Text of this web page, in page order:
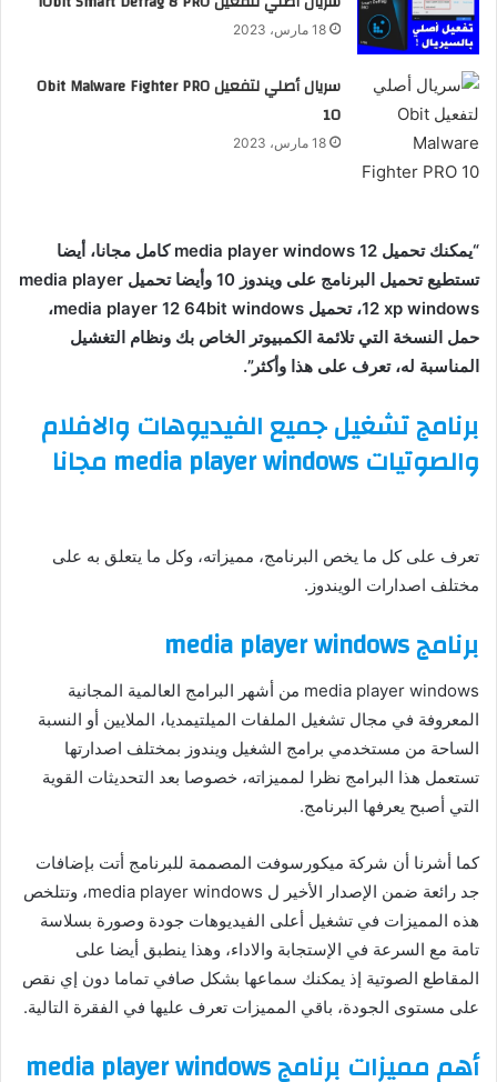
18 مارس، 2023
سريال أصلي لتفعيل Obit Malware Fighter PRO
10
18 مارس، 2023
“يمكنك تحميل 12 media player windows
كامل مجانا، أيضا
تستطيع تحميل البرنامج على ويندوز 10 وأيضا تحميل
media player
12 xp windows ، تحميل media player 12 64bit windows
،
حمل النسخة التي تلائمة الكمبيوتر الخاص بك ونظام التغشيل
المناسبة له، تعرف على هذا وأكثر”.
برنامج تشغيل جميع الفيديوهات والافلام
والصوتيات media player windows مجانا
تعرف على كل ما يخص البرنامج، مميزاته، وكل ما يتعلق به على
مختلف اصدارات الويندوز.
برنامج media playerwindows
media player windows من أشهر البرامج العالمية المجانية
المعروفة في مجال تشغيل الملفات الميلتيمديا، الملايين أو النسبة
الساحة من مستخدمي برامج الشغيل ويندوز بمختلف اصدارتها
تستعمل هذا البرامج نظرا لمميزاته، خصوصا بعد التحديثات القوية
التي أصبح يعرفها البرنامج.
كما أشرنا أن شركة ميكورسوفت المصممة للبرنامج أتت بإضافات
جد رائعة ضمن الإصدار الأخير ل media player windows، وتتلخص
هذه المميزات في تشغيل أعلى الفيديوهات جودة وصورة بسلاسة
تامة مع السرعة في الإستجابة والاداء، وهذا ينطبق أيضا على
المقاطع الصوتية إذ يمكنك سماعها بشكل صافي تماما دون إي نقص
على مستوى الجودة، باقي المميزات تعرف عليها في الفقرة التالية.
أهم مميزات برنامج media playerwindows